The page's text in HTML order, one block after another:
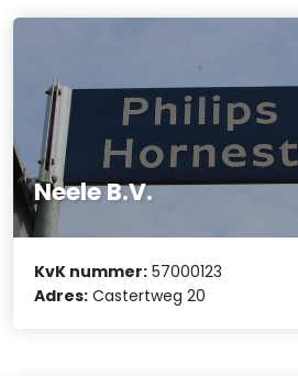
Neele B.V.
KvK nummer: 57000123
Adres: Castertweg 20